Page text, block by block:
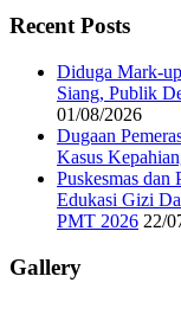
Recent Posts
Diduga Mark-
Siang, Publik
01/08/2026
Dugaan
Kasus
Puskesmas
Edukasi Gizi
PMT 2026 22/
Gallery